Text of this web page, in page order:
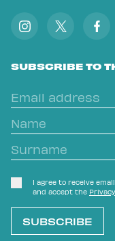
SUBSCRIBE TO
I agree to receive
and accept the